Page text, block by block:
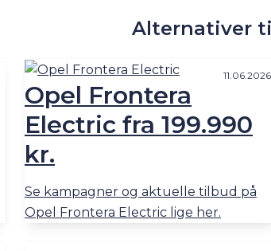
Alternativer
11.06.2026
Opel Frontera
Electric fra 199.990
kr.
Se kampagner og aktuelle tilbud på
Opel Frontera Electric lige her.